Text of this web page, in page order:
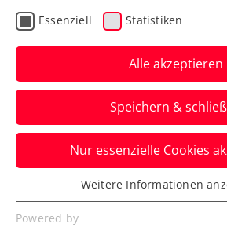
Vorverkauf für
Open 2024
Tickets zu
2023
Am 1. Dezember um 11:00
los. Mit beantragtem „Early
schon am 30. November.
Essenziell Statistiken
Alle akzeptieren
Speichern &
Nur essenzielle Cookies
Essenziell
Essenzielle Cookies werden für
Weitere Informationen
Powered by